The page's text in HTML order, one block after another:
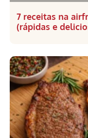
7 receitas na
(rápidas e